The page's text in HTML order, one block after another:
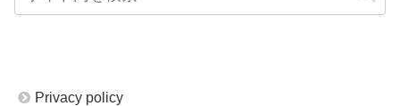
Privacy policy